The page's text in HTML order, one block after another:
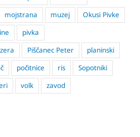
mojstrana muzej
Okusi Pivke
pivka
Piščanec Peter
planinski
počitnice ris
Sopotniki
volk
zavod